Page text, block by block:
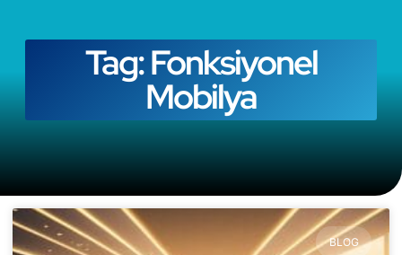
Tag: Fonksiyonel
Mobilya
BLOG